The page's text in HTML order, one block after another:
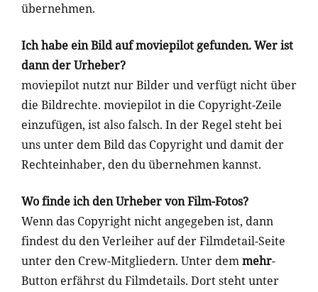
übernehmen.
Ich habe ein Bild auf moviepilot gefunden. Wer ist
dann der Urheber?
moviepilot nutzt nur Bilder und verfügt nicht über
die Bildrechte. moviepilot in die Copyright-Zeile
einzufügen, ist also falsch. In der Regel steht bei
uns unter dem Bild das Copyright und damit der
Rechteinhaber, den du übernehmen kannst.
Wo finde ich den Urheber von Film-Fotos?
Wenn das Copyright nicht angegeben ist, dann
findest du den Verleiher auf der Filmdetail-Seite
unter den Crew-Mitgliedern. Unter demmehr-
Button erfährst duFilmdetails. Dort steht unter